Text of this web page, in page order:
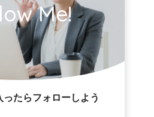
Me!
ったらフォローしよう